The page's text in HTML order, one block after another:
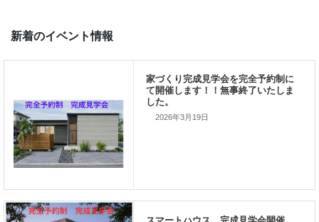
家づくりこぼれ話！
2026年3月19日